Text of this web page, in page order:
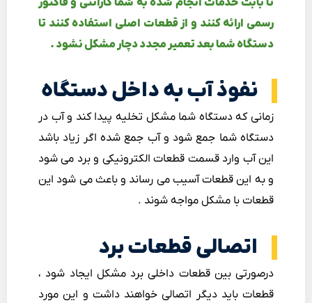
رسمی ارائه کنند و از قطعات اصلی استفاده کنند تا
دستگاه شما بعد تعمیر مجدد دچار مشکل نشود .
نفوذ آب به داخل دستگاه
زمانی که دستگاه شما مشکل تخلیه پیدا کند و آب در
دستگاه شما جمع شود و آب جمع شده اگر زیاد باشد
این آب وارد قسمت قطعات الکترونیکی و برد می شود
و به این قطعات آسیب می رساند و باعث می شود این
قطعات با مشکل مواجه شوند .
اتصالی قطعات برد
درصورتی بین قطعات داخلی برد مشکل ایجاد شود ،
قطعات باید دیگر اتصالی خواهند داشت و این مورد